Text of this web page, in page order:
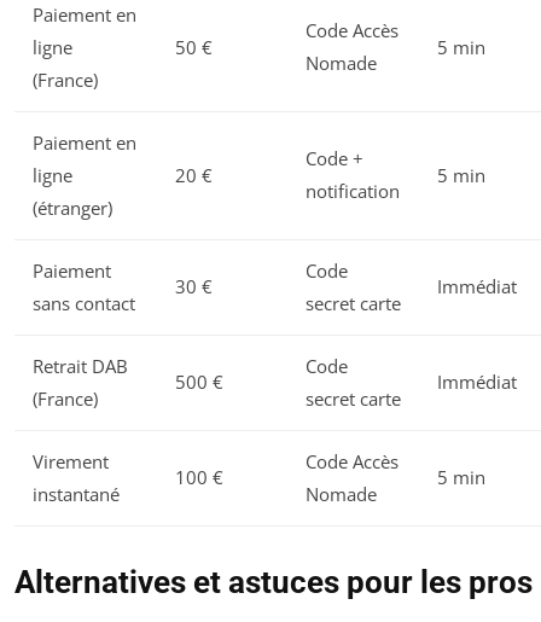
Paiement en
ligne
(France)
50 €
Code Accès
Nomade
5 min
Paiement en
ligne
(étranger)
20 €
Code +
notification
5 min
Paiement
sans contact
30 €
Code
secret carte
Immédiat
Retrait DAB
(France)
500 €
Code
secret carte
Immédiat
Virement
instantané
100 €
Code Accès
Nomade
5 min
Alternatives et astuces pour les pros